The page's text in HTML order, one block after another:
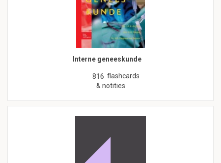
Interne geneeskunde
816 flashcards
& notities